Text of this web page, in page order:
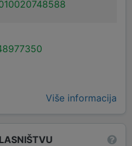
Više informacija